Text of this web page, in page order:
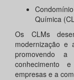
Química
Os CLMs
modernização e
promovendo
conhecimento
empresas e a